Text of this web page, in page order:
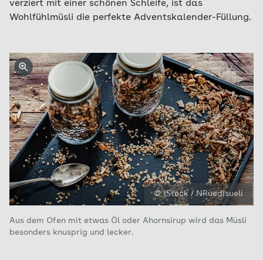
verziert mit einer schönen Schleife, ist das
Wohlfühlmüsli die perfekte Adventskalender-Füllung.
© iStock / NRuedisueli
Aus dem Ofen mit etwas Öl oder Ahornsirup wird das Müsli
besonders knusprig und lecker.